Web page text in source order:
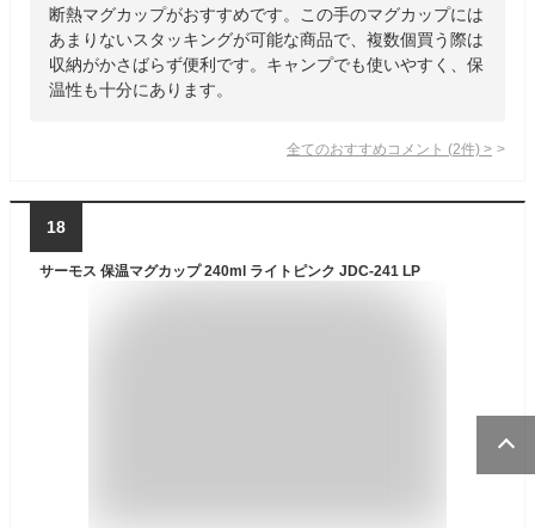
断熱マグカップがおすすめです。この手のマグカップには
あまりないスタッキングが可能な商品で、複数個買う際は
収納がかさばらず便利です。キャンプでも使いやすく、保
温性も十分にあります。
全てのおすすめコメント (2件) >
18
サーモス 保温マグカップ 240ml ライトピンク JDC-241 LP